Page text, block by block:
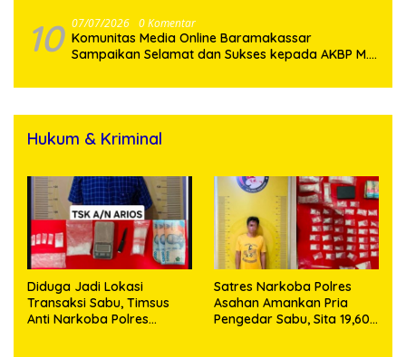
10 07/07/2026 0 Komentar
Komunitas Media Online Baramakassar
Sampaikan Selamat dan Sukses kepada AKBP M.
Hukum & Kriminal
Diduga Jadi Lokasi
Transaksi Sabu, Timsus
Anti Narkoba Polres
Satres Narkoba Polres
Asahan Amankan Pria
Pengedar Sabu, Sita 19,60